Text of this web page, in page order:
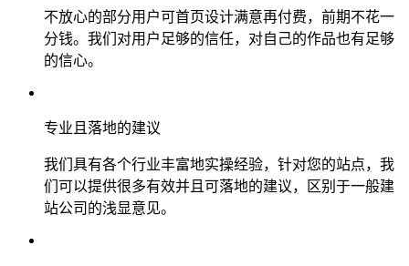
不放心的部分用户可首页设计满意再付费，前期不花一
分钱。我们对用户足够的信任，对自己的作品也有足够
的信心。
专业且落地的建议
我们具有各个行业丰富地实操经验，针对您的站点，我
们可以提供很多有效并且可落地的建议，区别于一般建
站公司的浅显意见。